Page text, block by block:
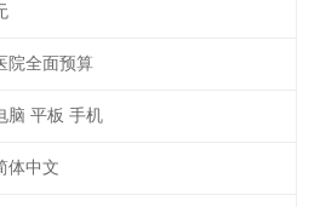
院全面预算
脑 平板 手机
体中文